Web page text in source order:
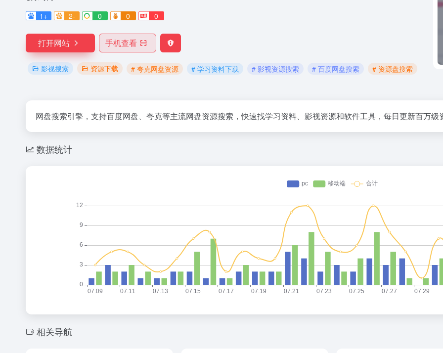
1+
2- 0 0 0
打开网站 手机查看
影视搜索 资源下载 # 夸克网盘资源 # 学习资料下载 # 影视资源搜索 # 百度网盘搜索 # 资源盘搜索
网盘搜索引擎，支持百度网盘、夸克等主流网盘资源搜索，快速找学习资料、影视资源和软件工具，每日更新百万
数据统计
相关导航